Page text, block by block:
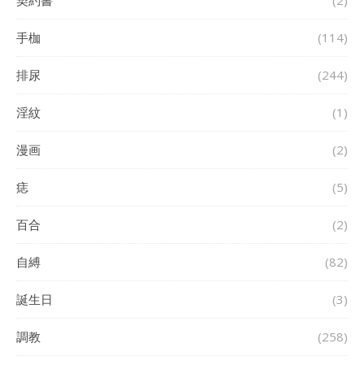
手枷 (114)
排尿 (244)
淫紋 (1)
漫画 (2)
痣 (5)
百合 (2)
自縛 (82)
誕生日 (3)
調教 (258)